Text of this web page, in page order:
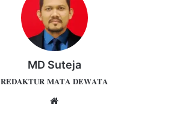
MD Suteja
𝐑𝐄𝐃𝐀𝐊𝐓𝐔𝐑 𝐌𝐀𝐓𝐀 𝐃𝐄𝐖𝐀𝐓𝐀